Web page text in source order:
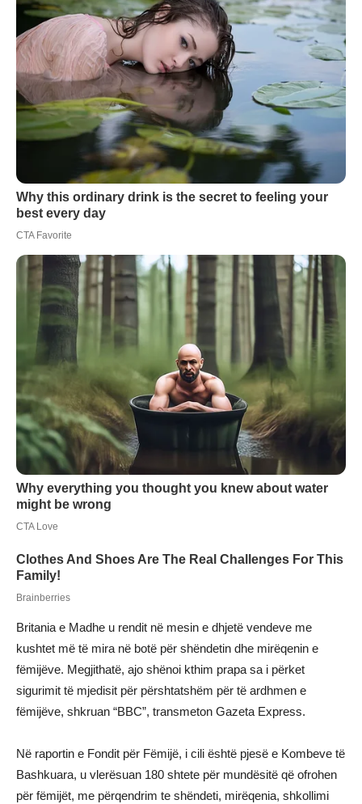
Britania e Madhe u rendit në mesin e dhjetë vendeve me
kushtet më të mira në botë për shëndetin dhe mirëqenin e
fëmijëve. Megjithatë, ajo shënoi kthim prapa sa i përket
sigurimit të mjedisit për përshtatshëm për të ardhmen e
fëmijëve, shkruan “BBC”, transmeton Gazeta Express.
Në raportin e Fondit për Fëmijë, i cili është pjesë e Kombeve të
Bashkuara, u vlerësuan 180 shtete për mundësitë që ofrohen
për fëmijët, me përqendrim te shëndeti, mirëqenia, shkollimi